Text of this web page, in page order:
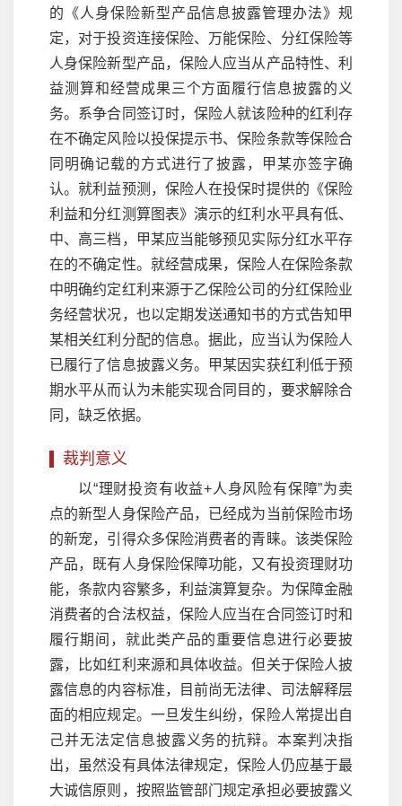
的《人身保险新型产品信息披露管理办法》规
定，对于投资连接保险、万能保险、分红保险等
人身保险新型产品，保险人应当从产品特性、利
益测算和经营成果三个方面履行信息披露的义
务。系争合同签订时，保险人就该险种的红利存
在不确定风险以投保提示书、保险条款等保险合
同明确记载的方式进行了披露，甲某亦签字确
认。就利益预测，保险人在投保时提供的《保险
利益和分红测算图表》演示的红利水平具有低、
中、高三档，甲某应当能够预见实际分红水平存
在的不确定性。就经营成果，保险人在保险条款
中明确约定红利来源于乙保险公司的分红保险业
务经营状况，也以定期发送通知书的方式告知甲
某相关红利分配的信息。据此，应当认为保险人
已履行了信息披露义务。甲某因实获红利低于预
期水平从而认为未能实现合同目的，要求解除合
同，缺乏依据。
裁判意义
以“理财投资有收益+人身风险有保障”为卖
点的新型人身保险产品，已经成为当前保险市场
的新宠，引得众多保险消费者的青睐。该类保险
产品，既有人身保险保障功能，又有投资理财功
能，条款内容繁多，利益演算复杂。为保障金融
消费者的合法权益，保险人应当在合同签订时和
履行期间，就此类产品的重要信息进行必要披
露，比如红利来源和具体收益。但关于保险人披
露信息的内容标准，目前尚无法律、司法解释层
面的相应规定。一旦发生纠纷，保险人常提出自
己并无法定信息披露义务的抗辩。本案判决指
出，虽然没有具体法律规定，保险人仍应基于最
大诚信原则，按照监管部门规定承担必要披露义